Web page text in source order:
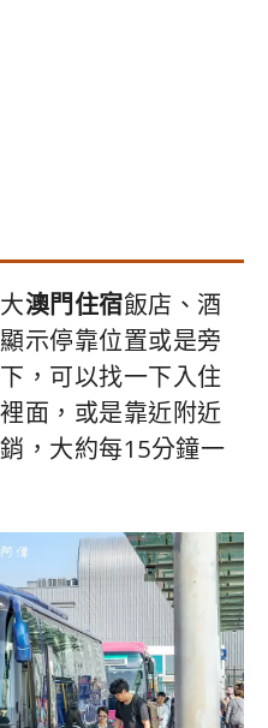
澳門住宿飯店、酒
示停靠位置或是旁
，可以找一下入住
面，或是靠近附近
，大約每15分鐘一